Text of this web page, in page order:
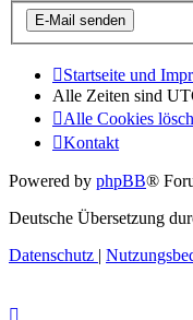
Startseite und
Alle Zeiten sind
Alle Cookies
Kontakt
Powered by phpBB®
Deutsche Übersetzung
Datenschutz